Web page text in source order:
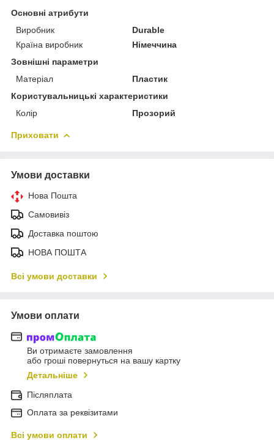
Основні атрибути
Виробник
Durable
Країна виробник
Німеччина
Зовнішні параметри
Матеріал
Пластик
Користувальницькі характеристики
Колір
Прозорий
Приховати
Умови доставки
Нова Пошта
Самовивіз
Доставка поштою
НОВА ПОШТА
Всі умови доставки
Умови оплати
Ви отримаєте замовлення
або гроші повернуться на вашу картку
Детальніше
Післяплата
Оплата за реквізитами
Всі умови оплати